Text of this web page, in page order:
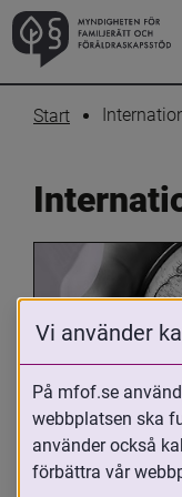
Start
Oavsett om
Vi använder
På mfof.se
webbplatsen ska
använder också
förbättra vår